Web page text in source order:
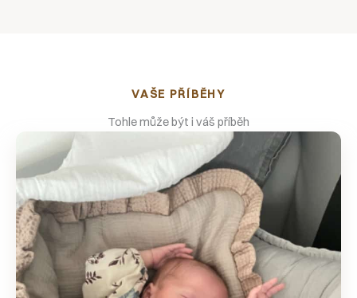
VAŠE PŘÍBĚHY
Tohle může být i váš příběh